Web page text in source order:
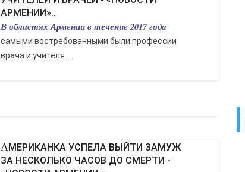
АРМЕНИИ»..
В областях Армении в течение 2017 года
самыми востребованными были профессии
врача и учителя....
АМЕРИКАНКА УСПЕЛА ВЫЙТИ ЗАМУЖ
ЗА НЕСКОЛЬКО ЧАСОВ ДО СМЕРТИ -